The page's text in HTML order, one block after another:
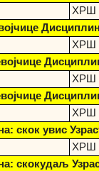
ХРШ
ХРШ
ХРШ
ХРШ
скок увис
ХРШ
скокудаљ